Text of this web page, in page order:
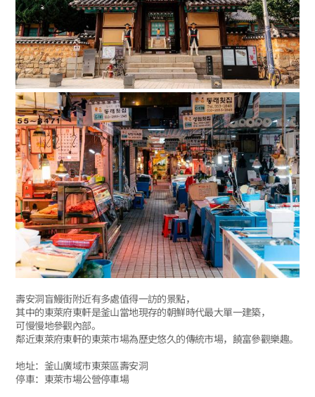
壽安洞盲鰻街附近有多處值得一訪的景點，
其中的東萊府東軒是釜山當地現存的朝鮮時代最大單一建築，
可慢慢地參觀內部。
鄰近東萊府東軒的東萊市場為歷史悠久的傳統市場，饒富參觀樂趣。
地址：釜山廣域市東萊區壽安洞
停車：東萊市場公營停車場